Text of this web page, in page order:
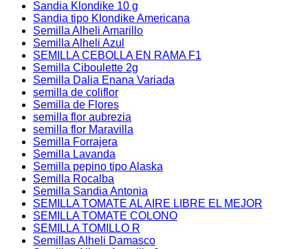
Sandia Klondike 10 g
Sandia tipo Klondike Americana
Semilla Alheli Amarillo
Semilla Alheli Azul
SEMILLA CEBOLLA EN RAMA F1
Semilla Ciboulette 2g
Semilla Dalia Enana Variada
semilla de coliflor
Semilla de Flores
semilla flor aubrezia
semilla flor Maravilla
Semilla Forrajera
Semilla Lavanda
Semilla pepino tipo Alaska
Semilla Rocalba
Semilla Sandia Antonia
SEMILLA TOMATE AL AIRE LIBRE EL MEJOR
SEMILLA TOMATE COLONO
SEMILLA TOMILLO R
Semillas Alheli Damasco